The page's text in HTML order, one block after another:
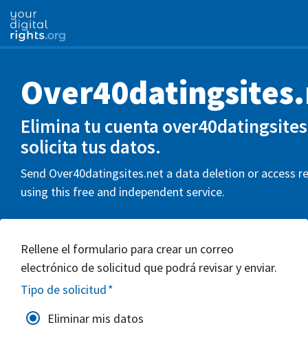
Elimina tu cuenta
solicita tus datos.
Send Over40datingsites.net a data deletion or access
using this free and independent service.
Rellene el formulario para crear un correo
electrónico de solicitud que podrá revisar y enviar.
Tipo de solicitud*
Eliminar mis datos